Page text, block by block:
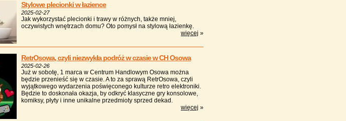
Stylowe plecionki w łazience
2025-02-27
Jak wykorzystać plecionki i trawy w różnych, także mniej,
oczywistych wnętrzach domu? Oto pomysł na stylową łazienkę.
więcej »
RetrOsowa, czyli niezwykła podróż w czasie w CH Osowa
2025-02-26
Już w sobotę, 1 marca w Centrum Handlowym Osowa można
będzie przenieść się w czasie. A to za sprawą RetrOsowa, czyli
wyjątkowego wydarzenia poświęconego kulturze retro elektroniki.
Będzie to doskonała okazja, by odkryć klasyczne gry konsolowe,
komiksy, płyty i inne unikalne przedmioty sprzed dekad.
więcej »